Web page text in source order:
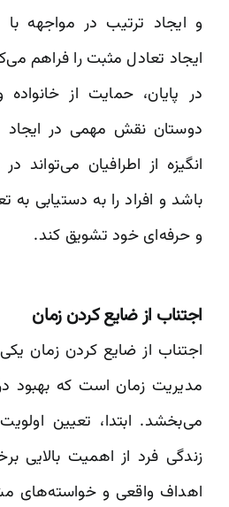
و ایجاد ترتیب در مواجهه با
ایجاد تعادل مثبت را فراهم
در پایان، حمایت از
دوستان نقش مهمی در ایجاد
انگیزه از اطرافیان می‌تواند
باشد و افراد را به دستیابی
و حرفه‌ای خود تشویق کند.
اجتناب از ضایع کردن زمان
اجتناب از ضایع کردن زمان
مدیریت زمان است که بهبود
می‌بخشد. ابتدا، تعیین
زندگی فرد از اهمیت بالایی
اهداف واقعی و خواسته‌های